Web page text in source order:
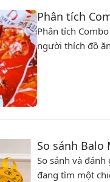
Phân tích
Phân tích
người thích đồ
So sánh Balo
So sánh và
đang tìm một